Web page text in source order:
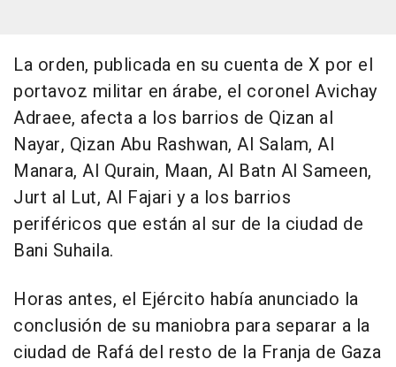
La orden, publicada en su cuenta de X por el
portavoz militar en árabe, el coronel Avichay
Adraee, afecta a los barrios de Qizan al
Nayar, Qizan Abu Rashwan, Al Salam, Al
Manara, Al Qurain, Maan, Al Batn Al Sameen,
Jurt al Lut, Al Fajari y a los barrios
periféricos que están al sur de la ciudad de
Bani Suhaila.
Horas antes, el Ejército había anunciado la
conclusión de su maniobra para separar a la
ciudad de Rafá del resto de la Franja de Gaza